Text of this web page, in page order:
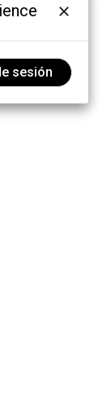
sesión